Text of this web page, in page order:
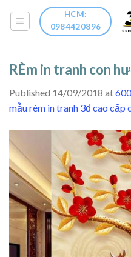
HCM:
0984420896
RÈm in tranh con
Published 14/09/2018 at
mẫu rèm in tranh 3đ cao cấp